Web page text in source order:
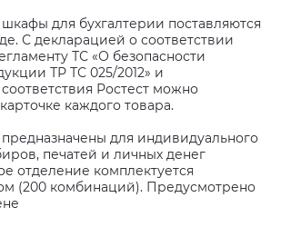
для бухгалтерии поставляются
С декларацией о соответствии
ТС «О безопасности
ТР ТС 025/2012» и
Ростест можно
каждого товара.
для индивидуального
печатей и личных денег
отделение комплектуется
(200 комбинаций). Предусмотрено